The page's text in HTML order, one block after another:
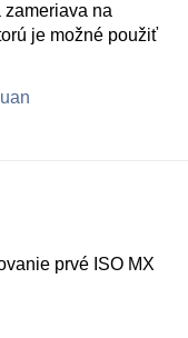
na
je možné použiť
prvé ISO MX